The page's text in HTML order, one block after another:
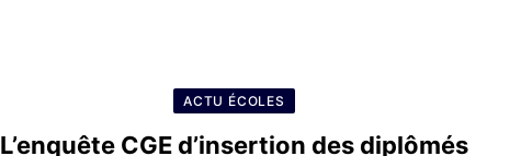
ACTU ÉCOLES
L’enquête CGE d’insertion des diplômés